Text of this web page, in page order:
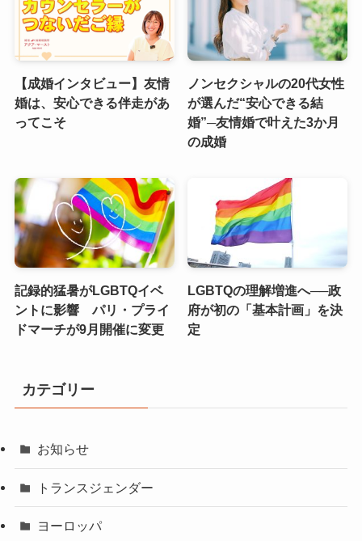
【成婚インタビュー】友情
婚は、安心できる伴走があ
ってこそ
ノンセクシャルの20代女性
が選んだ“安心できる結
婚”─友情婚で叶えた3か月
の成婚
記録的猛暑がLGBTQイベ
ントに影響 パリ・プライ
ドマーチが9月開催に変更
LGBTQの理解増進へ──政
府が初の「基本計画」を決
定
カテゴリー
お知らせ
トランスジェンダー
ヨーロッパ